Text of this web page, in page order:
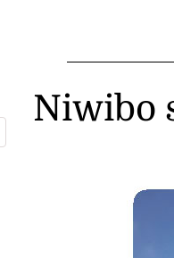
Niwibo